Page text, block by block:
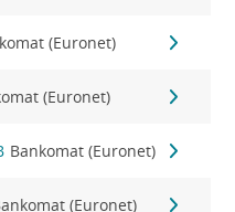
(Euronet)
(Euronet)
Bankomat (Euronet)
(Euronet)